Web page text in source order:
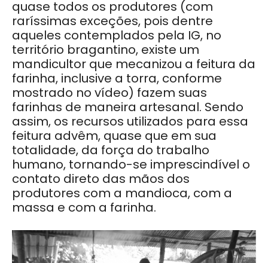
quase todos os produtores (com
raríssimas exceções, pois dentre
aqueles contemplados pela IG, no
território bragantino, existe um
mandicultor que mecanizou a feitura da
farinha, inclusive a torra, conforme
mostrado no vídeo) fazem suas
farinhas de maneira artesanal. Sendo
assim, os recursos utilizados para essa
feitura advêm, quase que em sua
totalidade, da força do trabalho
humano, tornando-se imprescindível o
contato direto das mãos dos
produtores com a mandioca, com a
massa e com a farinha.